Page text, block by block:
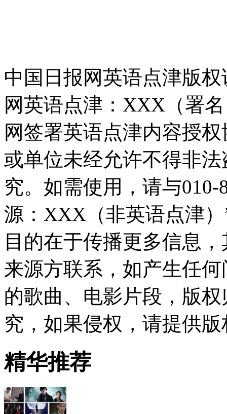
中国日报网英语点津版
网英语点津：XXX（署
网签署英语点津内容授
或单位未经允许不得非
究。如需使用，请与010-
源：XXX（非英语点津
目的在于传播更多信息
来源方联系，如产生任
的歌曲、电影片段，版
究，如果侵权，请提供
精华推荐